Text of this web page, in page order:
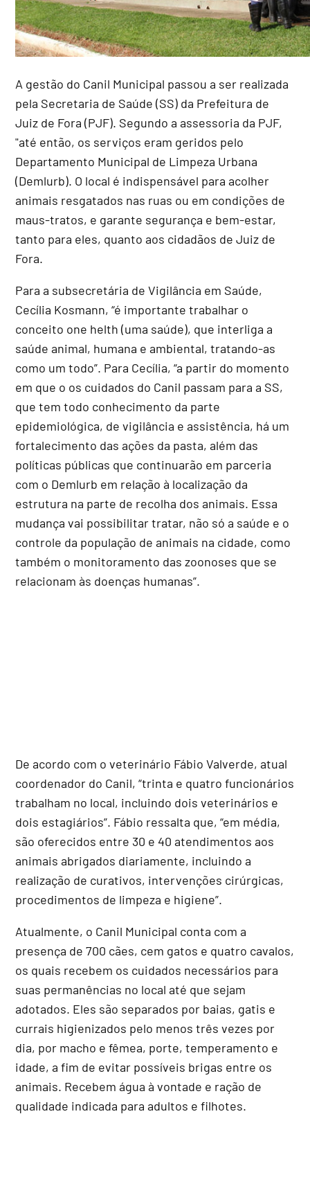
A gestão do Canil Municipal passou a ser realizada
pela Secretaria de Saúde (SS) da Prefeitura de
Juiz de Fora (PJF). Segundo a assessoria da PJF,
"até então, os serviços eram geridos pelo
Departamento Municipal de Limpeza Urbana
(Demlurb). O local é indispensável para acolher
animais resgatados nas ruas ou em condições de
maus-tratos, e garante segurança e bem-estar,
tanto para eles, quanto aos cidadãos de Juiz de
Fora.
Para a subsecretária de Vigilância em Saúde,
Cecília Kosmann, “é importante trabalhar o
conceito one helth (uma saúde), que interliga a
saúde animal, humana e ambiental, tratando-as
como um todo”. Para Cecília, “a partir do momento
em que o os cuidados do Canil passam para a SS,
que tem todo conhecimento da parte
epidemiológica, de vigilância e assistência, há um
fortalecimento das ações da pasta, além das
políticas públicas que continuarão em parceria
com o Demlurb em relação à localização da
estrutura na parte de recolha dos animais. Essa
mudança vai possibilitar tratar, não só a saúde e o
controle da população de animais na cidade, como
também o monitoramento das zoonoses que se
relacionam às doenças humanas”.
De acordo com o veterinário Fábio Valverde, atual
coordenador do Canil, “trinta e quatro funcionários
trabalham no local, incluindo dois veterinários e
dois estagiários”. Fábio ressalta que, “em média,
são oferecidos entre 30 e 40 atendimentos aos
animais abrigados diariamente, incluindo a
realização de curativos, intervenções cirúrgicas,
procedimentos de limpeza e higiene”.
Atualmente, o Canil Municipal conta com a
presença de 700 cães, cem gatos e quatro cavalos,
os quais recebem os cuidados necessários para
suas permanências no local até que sejam
adotados. Eles são separados por baias, gatis e
currais higienizados pelo menos três vezes por
dia, por macho e fêmea, porte, temperamento e
idade, a fim de evitar possíveis brigas entre os
animais. Recebem água à vontade e ração de
qualidade indicada para adultos e filhotes.